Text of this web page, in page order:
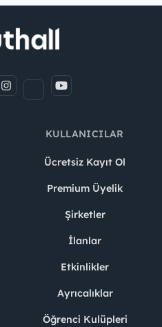
KULLANICILAR
Ücretsiz Kayıt Ol
Premium Üyelik
Şirketler
İlanlar
Etkinlikler
Ayrıcalıklar
Öğrenci Kulüpleri